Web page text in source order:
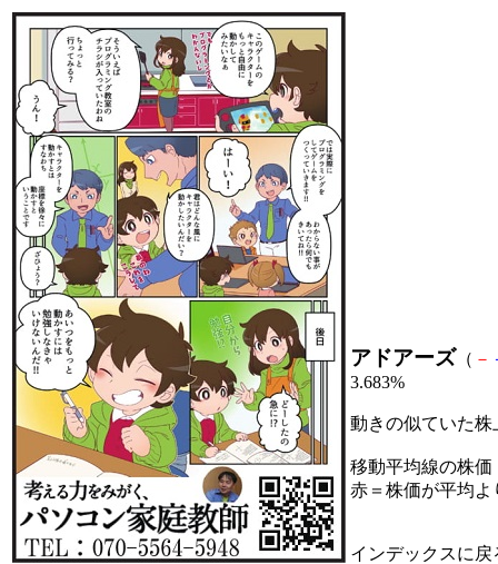
アドアーズ （ －
3.683%
動きの似ていた
移動平均線の株価
赤＝株価が平均
インデックスに戻